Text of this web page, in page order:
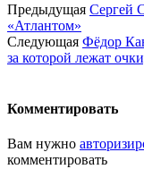
Предыдущая Сергей
«Атлантом»
Следующая Фёдор
за которой лежат
Комментировать
Вам нужно
комментировать